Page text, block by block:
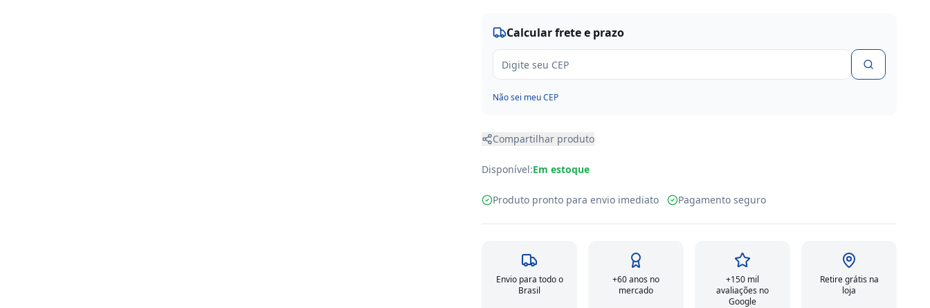
Calcular frete e prazo
Não sei meu CEP
Compartilhar produto
Disponível:Em estoque
Produto pronto para envio imediato Pagamento seguro
Envio para todo o
Brasil
+60 anos no
mercado
+150 mil
avaliações no
Google
Retire grátis na
loja